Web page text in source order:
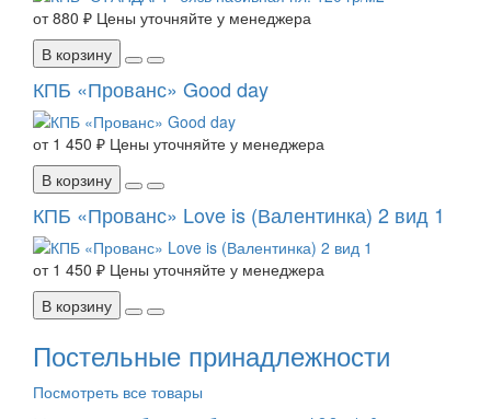
от 880 ₽ Цены уточняйте у менеджера
В корзину
КПБ «Прованс» Good day
от 1 450 ₽ Цены уточняйте у менеджера
В корзину
КПБ «Прованс» Love is (Валентинка) 2 вид 1
от 1 450 ₽ Цены уточняйте у менеджера
В корзину
Постельные принадлежности
Посмотреть все товары